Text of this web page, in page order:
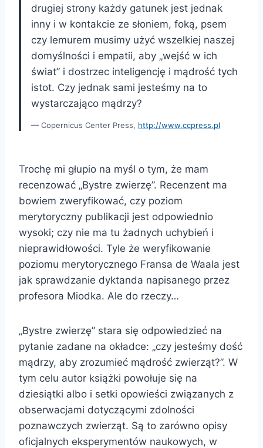
drugiej strony każdy gatunek jest jednak
inny i w kontakcie ze słoniem, foką, psem
czy lemurem musimy użyć wszelkiej naszej
domyślności i empatii, aby „wejść w ich
świat” i dostrzec inteligencję i mądrość tych
istot. Czy jednak sami jesteśmy na to
wystarczająco mądrzy?
Copernicus Center Press, http://www.ccpress.pl
Trochę mi głupio na myśl o tym, że mam
recenzować „Bystre zwierzę”. Recenzent ma
bowiem zweryfikować, czy poziom
merytoryczny publikacji jest odpowiednio
wysoki; czy nie ma tu żadnych uchybień i
nieprawidłowości. Tyle że weryfikowanie
poziomu merytorycznego Fransa de Waala jest
jak sprawdzanie dyktanda napisanego przez
profesora Miodka. Ale do rzeczy…
„Bystre zwierzę” stara się odpowiedzieć na
pytanie zadane na okładce: „czy jesteśmy dość
mądrzy, aby zrozumieć mądrość zwierząt?”. W
tym celu autor książki powołuje się na
dziesiątki albo i setki opowieści związanych z
obserwacjami dotyczącymi zdolności
poznawczych zwierząt. Są to zarówno opisy
oficjalnych eksperymentów naukowych, w